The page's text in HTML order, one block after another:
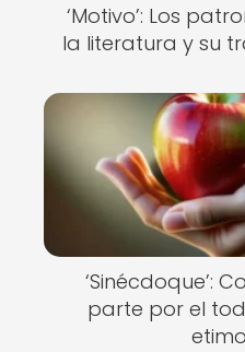
‘Motivo’: Los
la literatura y su
‘Sinécdoque’:
parte por el